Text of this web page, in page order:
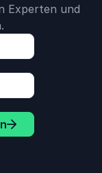
Experten und